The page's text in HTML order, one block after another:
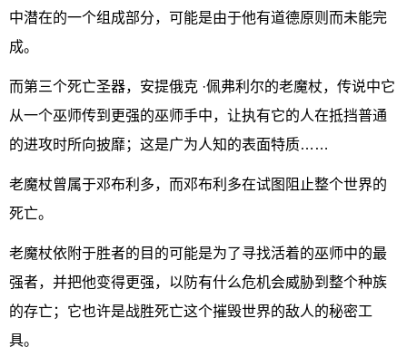
中潜在的一个组成部分，可能是由于他有道德原则而未能完
成。
而第三个死亡圣器，安提俄克 ·佩弗利尔的老魔杖，传说中它
从一个巫师传到更强的巫师手中，让执有它的人在抵挡普通
的进攻时所向披靡；这是广为人知的表面特质……
老魔杖曾属于邓布利多，而邓布利多在试图阻止整个世界的
死亡。
老魔杖依附于胜者的目的可能是为了寻找活着的巫师中的最
强者，并把他变得更强，以防有什么危机会威胁到整个种族
的存亡；它也许是战胜死亡这个摧毁世界的敌人的秘密工
具。